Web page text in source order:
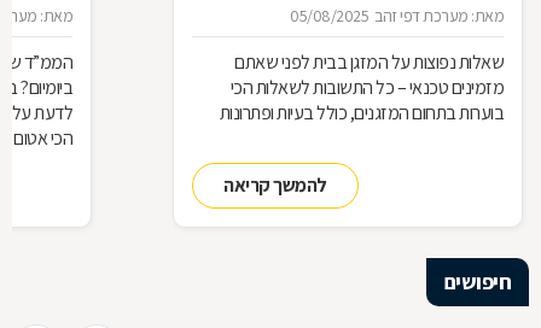
מאת: מערכת דפי זהב 05/08/2025
שאלות נפוצות על המזגן בבית לפני שאתם
מזמינים טכנאי – כל התשובות לשאלות הכי
בוערות בתחום המזגנים, כולל בעיות ופתרונות
להמשך קריאה
מאת:
הממ”ד
ביומיום?
לדעת על
הכי אטום
חיפושים